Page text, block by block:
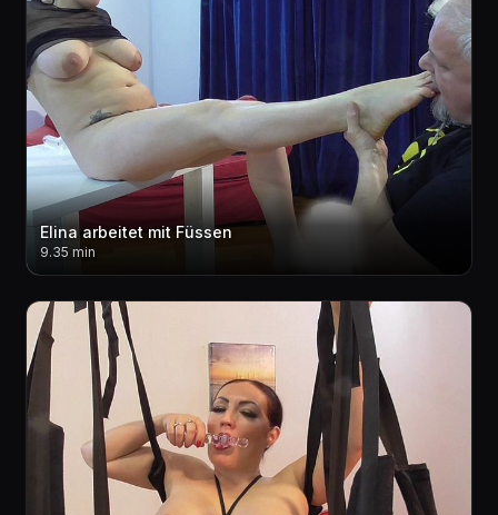
Elina arbeitet mit Füssen
9.35 min